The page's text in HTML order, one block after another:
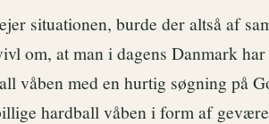
situationen, burde der altså af
om, at man i dagens Danmark
våben med en hurtig søgning på
hardball våben i form af